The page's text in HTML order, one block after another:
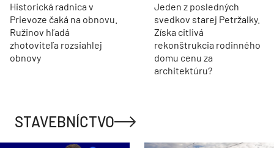
Historická radnica v
Prievoze čaká na obnovu.
Ružinov hľadá
zhotoviteľa rozsiahlej
obnovy
Jeden z posledných
svedkov starej Petržalky.
Získa citlivá
rekonštrukcia rodinného
domu cenu za
architektúru?
STAVEBNÍCTVO